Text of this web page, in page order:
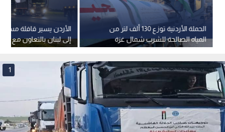
الأردن يسير قافلة
الأوروبي
الحملة الأردنية توزع 130 ألف لتر من
المياه الصالحة للشرب شمال غزة
1